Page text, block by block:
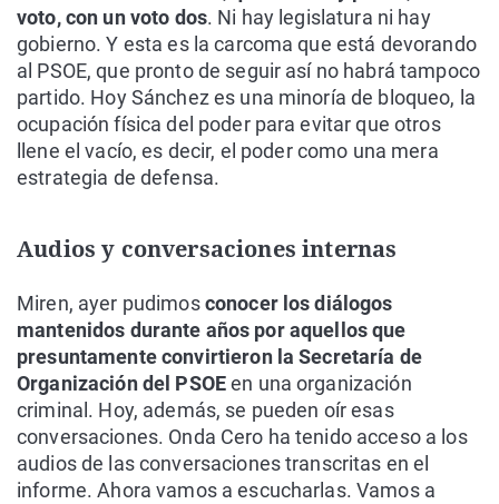
voto, con un voto dos. Ni hay legislatura ni hay
gobierno. Y esta es la carcoma que está devorando
al PSOE, que pronto de seguir así no habrá tampoco
partido. Hoy Sánchez es una minoría de bloqueo, la
ocupación física del poder para evitar que otros
llene el vacío, es decir, el poder como una mera
estrategia de defensa.
Audios y conversaciones internas
Miren, ayer pudimosconocer los diálogos
mantenidos durante años por aquellos que
presuntamente convirtieron la Secretaría de
Organización del PSOEen una organización
criminal. Hoy, además, se pueden oír esas
conversaciones. Onda Cero ha tenido acceso a los
audios de las conversaciones transcritas en el
informe. Ahora vamos a escucharlas. Vamos a